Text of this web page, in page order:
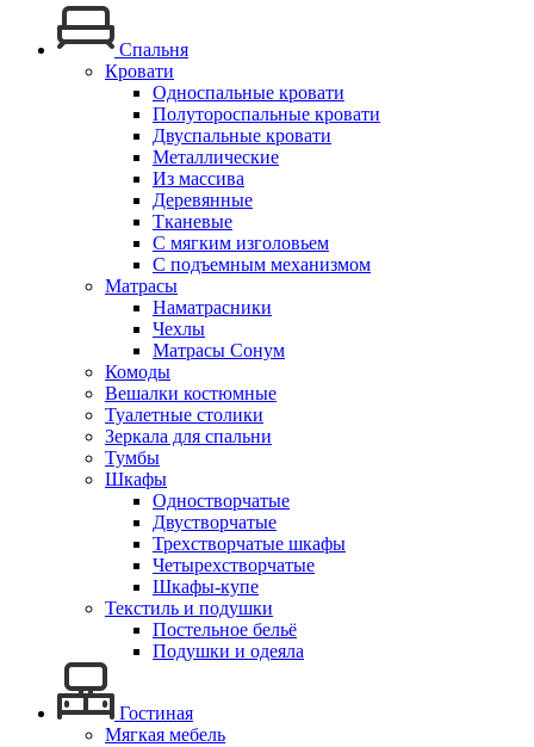
Спальня
Кровати
Односпальные кровати
Полутороспальные кровати
Двуспальные кровати
Металлические
Из массива
Деревянные
Тканевые
С мягким изголовьем
С подъемным механизмом
Матрасы
Наматрасники
Чехлы
Матрасы Сонум
Комоды
Вешалки костюмные
Туалетные столики
Зеркала для спальни
Тумбы
Шкафы
Одностворчатые
Двустворчатые
Трехстворчатые шкафы
Четырехстворчатые
Шкафы-купе
Текстиль и подушки
Постельное бельё
Подушки и одеяла
Гостиная
Мягкая мебель